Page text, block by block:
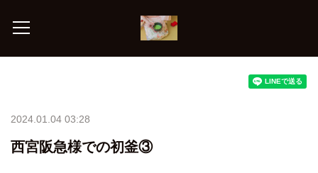
2024.01.04 03:28
西宮阪急様での初釜③